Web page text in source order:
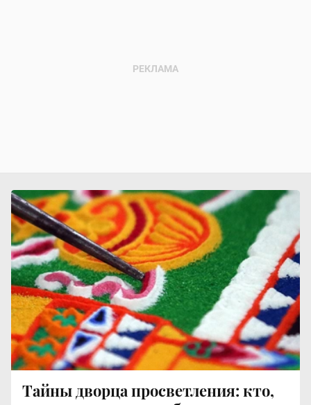
Тайны дворца просветления: кто,